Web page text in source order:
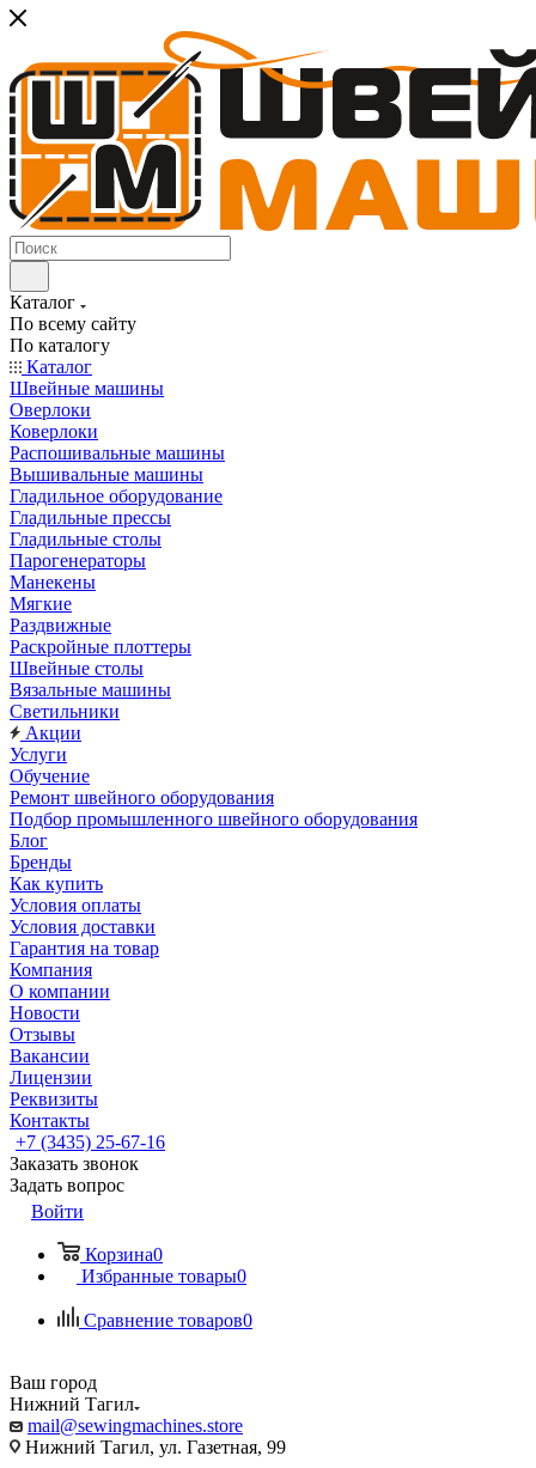
Каталог
По всему сайту
По каталогу
Каталог
Швейные машины
Оверлоки
Коверлоки
Распошивальные машины
Вышивальные машины
Гладильное оборудование
Гладильные прессы
Гладильные столы
Парогенераторы
Манекены
Мягкие
Раздвижные
Раскройные плоттеры
Швейные столы
Вязальные машины
Светильники
Акции
Услуги
Обучение
Ремонт швейного оборудования
Подбор промышленного швейного оборудования
Блог
Бренды
Как купить
Условия оплаты
Условия доставки
Гарантия на товар
Компания
О компании
Новости
Отзывы
Вакансии
Лицензии
Реквизиты
Контакты
+7 (3435) 25-67-16
Заказать звонок
Задать вопрос
Войти
Корзина0
Избранные товары0
Сравнение товаров0
Ваш город
Нижний Тагил
mail@sewingmachines.store
Нижний Тагил, ул. Газетная, 99